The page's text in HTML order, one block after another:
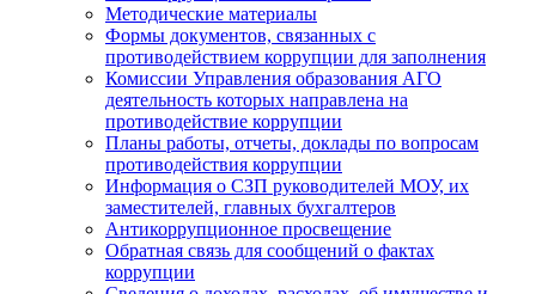
Методические материалы
Формы документов, связанных с
противодействием коррупции для заполнения
Комиссии Управления образования АГО
деятельность которых направлена на
противодействие коррупции
Планы работы, отчеты, доклады по вопросам
противодействия коррупции
Информация о СЗП руководителей МОУ, их
заместителей, главных бухгалтеров
Антикоррупционное просвещение
Обратная связь для сообщений о фактах
коррупции